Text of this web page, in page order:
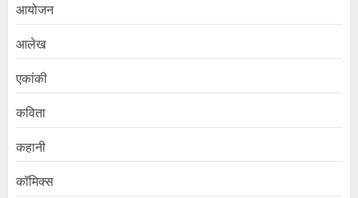
आयोजन
आलेख
एकांकी
कविता
कहानी
कॉमिक्स